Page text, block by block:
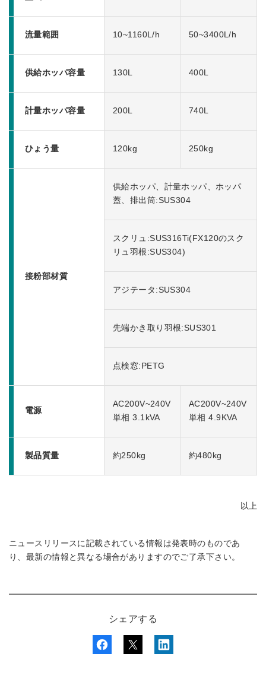
流量範囲 10~1160L/h 50~3400L/h
供給ホッパ容量 130L 400L
計量ホッパ容量 200L 740L
ひょう量 120kg 250kg
接粉部材質
供給ホッパ、計量ホッパ、ホッパ
蓋、排出筒:SUS304
スクリュ:SUS316Ti(FX120のスク
リュ羽根:SUS304)
アジテータ:SUS304
先端かき取り羽根:SUS301
点検窓:PETG
電源
AC200V~240V
単相 3.1kVA
AC200V~240V
単相 4.9KVA
製品質量 約250kg 約480kg
以上
ニュースリリースに記載されている情報は発表時のものであ
り、最新の情報と異なる場合がありますのでご了承下さい。
シェアする